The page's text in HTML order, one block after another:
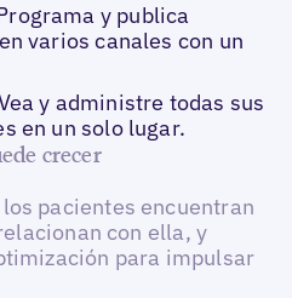
y publica
varios canales con un
y administre todas sus
en un solo lugar.
crecer
pacientes encuentran
con ella, y
para impulsar